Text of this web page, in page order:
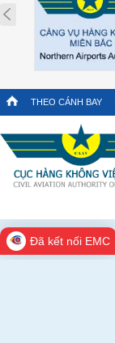
Prev
THEO CÁNH BAY
Đã kết nối EMC